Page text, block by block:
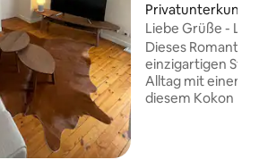
Privatunterkunft
Liebe Grüße -
Romantisches
Dieses
einzigartigen Stil.
Alltag mit einem
diesem Kokon